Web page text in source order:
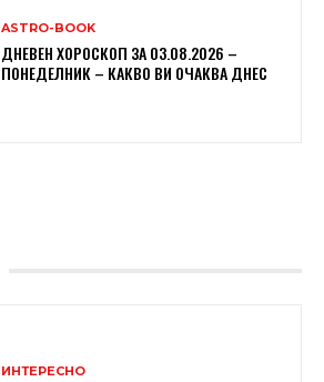
ASTRO-BOOK
ДНЕВЕН ХОРОСКОП ЗА 03.08.2026 –
ПОНЕДЕЛНИК – КАКВО ВИ ОЧАКВА ДНЕС
ИНТЕРЕСНО